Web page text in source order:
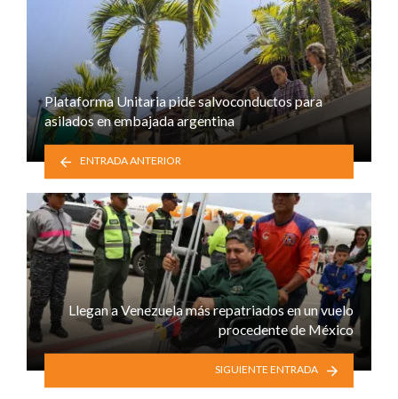
Plataforma Unitaria pide salvoconductos para
asilados en embajada argentina
ENTRADA ANTERIOR
Llegan a Venezuela más repatriados en un vuelo
procedente de México
SIGUIENTE ENTRADA